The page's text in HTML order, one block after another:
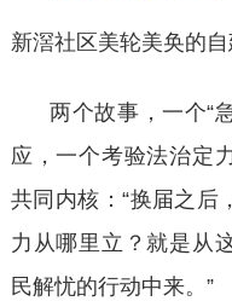
新滘社区美轮美奂的自
两个故事，一个“
应，一个考验法治定
共同内核：“换届之后
力从哪里立？就是从
民解忧的行动中来。”